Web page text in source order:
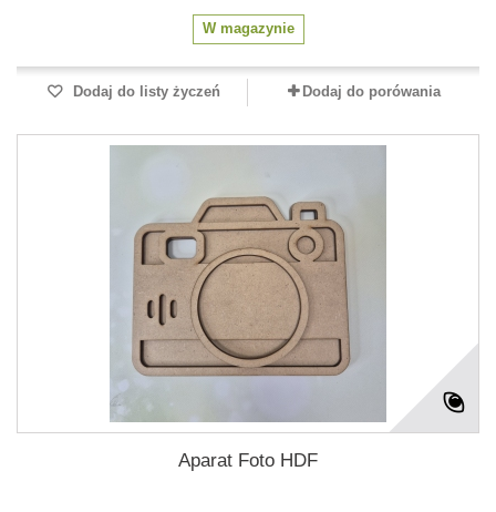
W magazynie
Dodaj do listy życzeń Dodaj do porówania
Aparat Foto HDF